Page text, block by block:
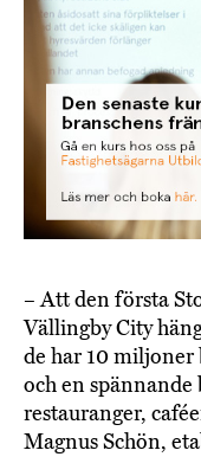
– Att den första
Vällingby City
de har 10 miljoner
och en
restauranger,
Magnus Schön,